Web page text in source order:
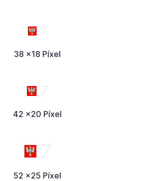
38 x18 Píxel
42 x20 Píxel
52 x25 Píxel